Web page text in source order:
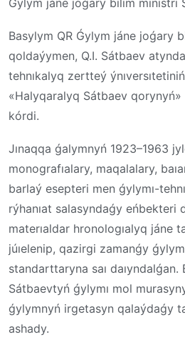
Basylym QR Ǵylym jáne joǵary
qoldaýymen, Q.I. Sátbaev
tehnıkalyq zertteý
«Halyqaralyq Sátbaev
kórdi.
Jınaqqa ǵalymnyń 1923–1963
monografıalary, maqalalary,
barlaý esepteri men ǵylymı-
rýhanıat salasyndaǵy eńbekteri
materıaldar hronologıalyq jáne
júıelenip, qazirgi zamanǵy
standarttaryna saı daıyndalǵan.
Sátbaevtyń ǵylymı mol
ǵylymnyń irgetasyn qalaýdaǵy
ashady.